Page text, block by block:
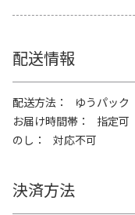
配送情報
配送方法
ゆうパック
お届け時間帯
指定可
のし
対応不可
決済方法